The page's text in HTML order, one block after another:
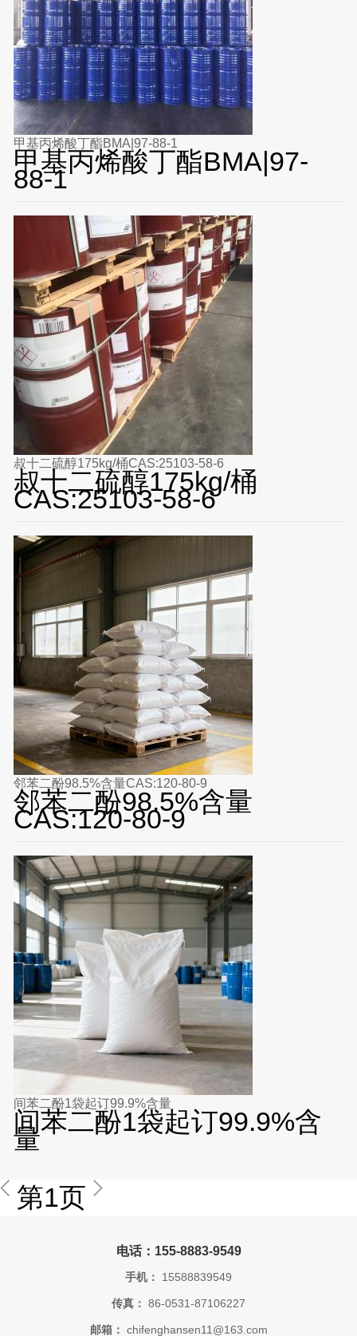
甲基丙烯酸丁酯BMA|97-88-1
甲基丙烯酸丁酯BMA|97-
88-1
叔十二硫醇175kg/桶CAS:25103-58-6
叔十二硫醇175kg/桶
CAS:25103-58-6
邻苯二酚98.5%含量CAS:120-80-9
邻苯二酚98.5%含量
CAS:120-80-9
间苯二酚1袋起订99.9%含量
间苯二酚1袋起订99.9%含
量
第1页
电话：155-8883-9549
手机： 15588839549
传真： 86-0531-87106227
邮箱： chifenghansen11@163.com